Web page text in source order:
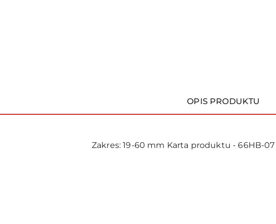
OPIS PRODUKTU
Zakres: 19-60 mm Karta produktu - 66HB-07